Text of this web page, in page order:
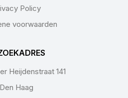
Policy
voorwaarden
Heijdenstraat 141
Den Haag